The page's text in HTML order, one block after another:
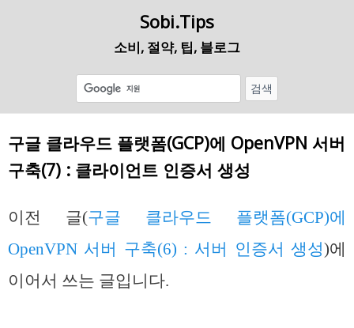
Sobi.Tips
소비, 절약, 팁, 블로그
구글 클라우드 플랫폼(GCP)에 OpenVPN 서버
구축(7) : 클라이언트 인증서 생성
이전 글(구글 클라우드 플랫폼(GCP)에
OpenVPN 서버 구축(6) : 서버 인증서 생성)에
이어서 쓰는 글입니다.